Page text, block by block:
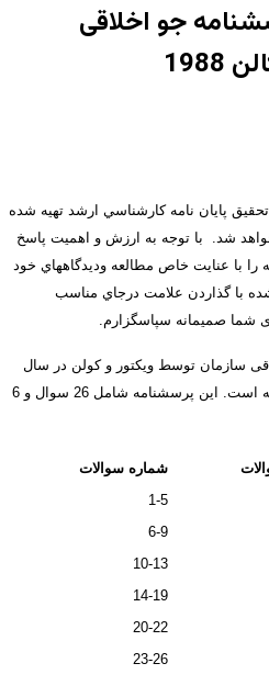
جو اخلاقی
پايان نامه كارشناسي ارشد تهيه شده
شد. با توجه به ارزش و اهميت پاسخ
با عنايت خاص مطالعه وديدگاههاي خود
با گذاردن علامت درجاي مناسب
شما صمیمانه سپاسگزارم.
سازمان توسط ویکتور و کولن در سال
1988 تهیه و مورد استفاده قرار گرفته است. این پرسشنامه شامل 26 سوال و 6
شماره سوالات
1-5
6-9
10-13
14-19
20-22
23-26